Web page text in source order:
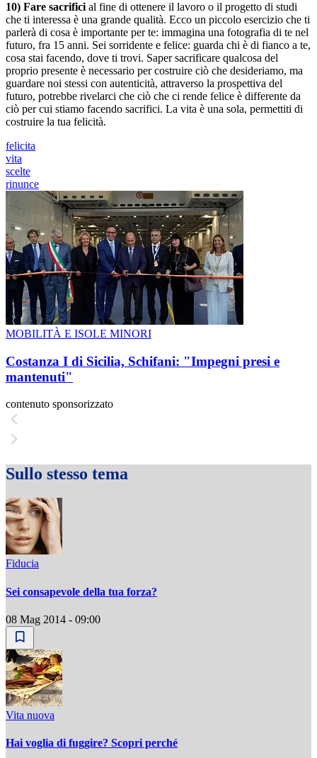
10) Fare sacrifici al fine di ottenere il lavoro o il progetto di studi
che ti interessa è una grande qualità. Ecco un piccolo esercizio che ti
parlerà di cosa è importante per te: immagina una fotografia di te nel
futuro, fra 15 anni. Sei sorridente e felice: guarda chi è di fianco a te,
cosa stai facendo, dove ti trovi. Saper sacrificare qualcosa del
proprio presente è necessario per costruire ciò che desideriamo, ma
guardare noi stessi con autenticità, attraverso la prospettiva del
futuro, potrebbe rivelarci che ciò che ci rende felice è differente da
ciò per cui stiamo facendo sacrifici. La vita è una sola, permettiti di
costruire la tua felicità.
felicita
vita
scelte
rinunce
MOBILITÀ E ISOLE MINORI
Costanza I di Sicilia, Schifani: "Impegni presi e
mantenuti"
contenuto sponsorizzato
Sullo stesso tema
Fiducia
Sei consapevole della tua forza?
08 Mag 2014 - 09:00
Vita nuova
Hai voglia di fuggire? Scopri perché